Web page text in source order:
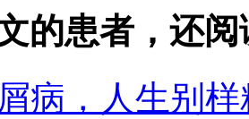
的患者，还
病，人生别